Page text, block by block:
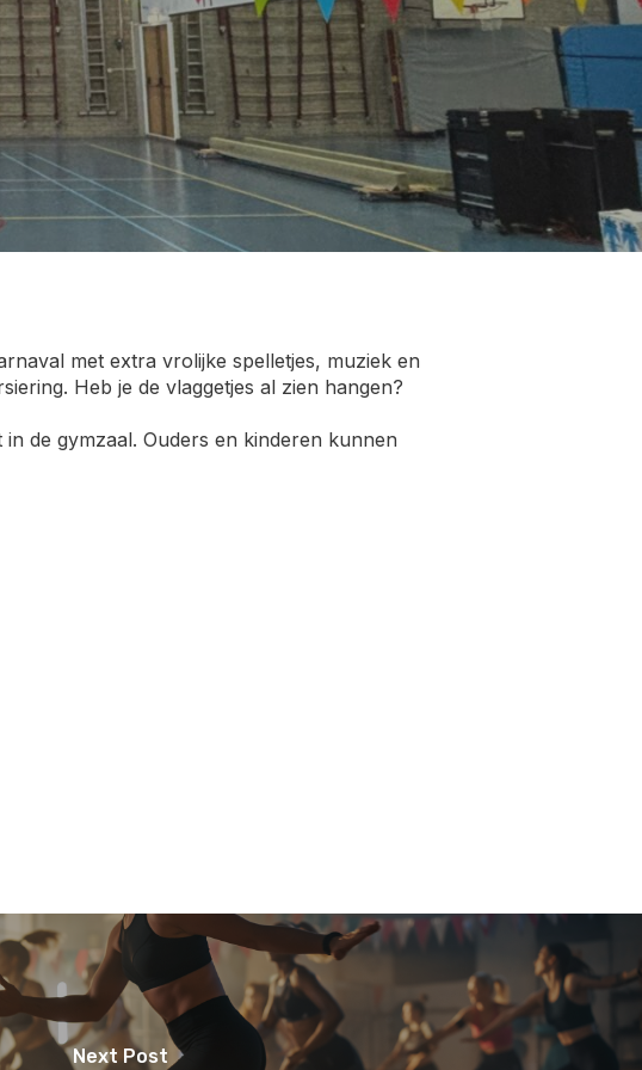
met extra vrolijke spelletjes, muziek en
Heb je de vlaggetjes al zien hangen?
de gymzaal. Ouders en kinderen kunnen
Next Post